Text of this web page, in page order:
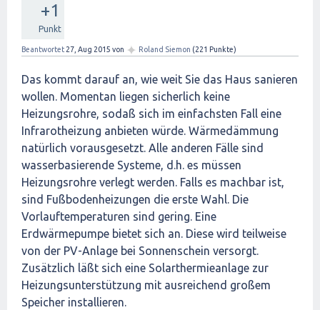
+1
Punkt
Beantwortet 27, Aug 2015 von ✦ Roland Siemon (221 Punkte)
Das kommt darauf an, wie weit Sie das Haus sanieren
wollen. Momentan liegen sicherlich keine
Heizungsrohre, sodaß sich im einfachsten Fall eine
Infrarotheizung anbieten würde. Wärmedämmung
natürlich vorausgesetzt. Alle anderen Fälle sind
wasserbasierende Systeme, d.h. es müssen
Heizungsrohre verlegt werden. Falls es machbar ist,
sind Fußbodenheizungen die erste Wahl. Die
Vorlauftemperaturen sind gering. Eine
Erdwärmepumpe bietet sich an. Diese wird teilweise
von der PV-Anlage bei Sonnenschein versorgt.
Zusätzlich läßt sich eine Solarthermieanlage zur
Heizungsunterstützung mit ausreichend großem
Speicher installieren.